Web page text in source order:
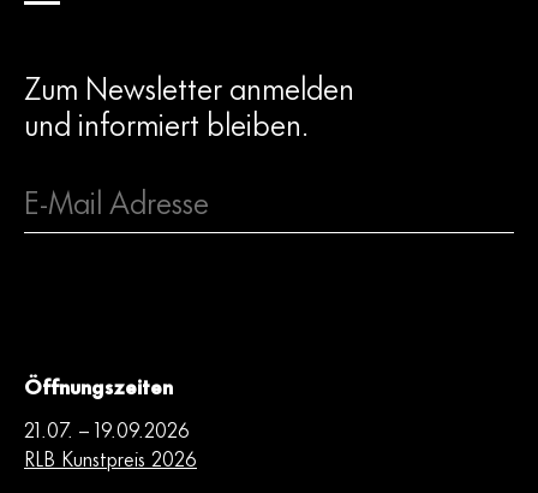
Zum Newsletter anmelden
und informiert bleiben.
Verarbeitung meiner Daten entsprechend der
Datenschutzerklärung einverstanden.
Öffnungszeiten
21.07. – 19.09.2026
RLB Kunstpreis 2026